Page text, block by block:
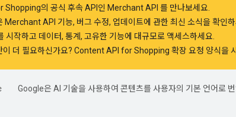
의 공식 후속 API인 Merchant API 를 만나보세요.
Merchant API 기능, 버그 수정, 업데이트에 관한 최신 소식을 확인하
시작하고 데이터, 통계, 고유한 기능에 대규모로 액세스하세요.
이 더 필요하신가요? Content API for Shopping 확장 요청 양식을
Google은 AI 기술을 사용하여 콘텐츠를 사용자의 기본 언어로